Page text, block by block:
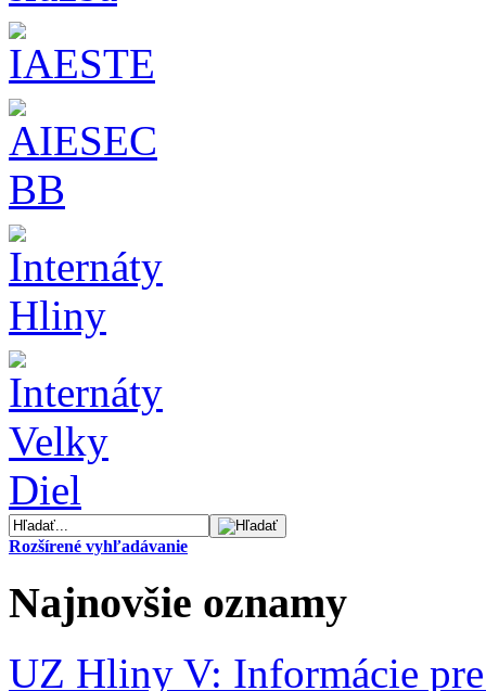
Rozšírené vyhľadávanie
Najnovšie oznamy
UZ Hliny V: Informácie